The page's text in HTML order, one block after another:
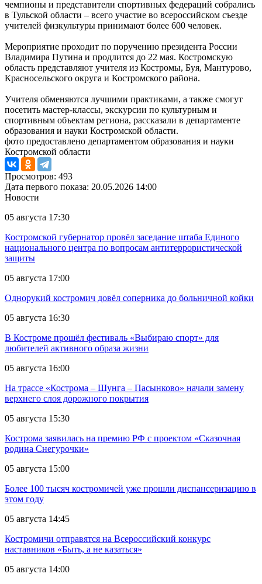
чемпионы и представители спортивных федераций собрались
в Тульской области – всего участие во всероссийском съезде
учителей физкультуры принимают более 600 человек.
Мероприятие проходит по поручению президента России
Владимира Путина и продлится до 22 мая. Костромскую
область представляют учителя из Костромы, Буя, Мантурово,
Красносельского округа и Костромского района.
Учителя обменяются лучшими практиками, а также смогут
посетить мастер-классы, экскурсии по культурным и
спортивным объектам региона, рассказали в департаменте
образования и науки Костромской области.
фото предоставлено департаментом образования и науки
Костромской области
Просмотров: 493
Дата первого показа: 20.05.2026 14:00
Новости
05 августа 17:30
Костромской губернатор провёл заседание штаба Единого
национального центра по вопросам антитеррористической
защиты
05 августа 17:00
Однорукий костромич довёл соперника до больничной койки
05 августа 16:30
В Костроме прошёл фестиваль «Выбираю спорт» для
любителей активного образа жизни
05 августа 16:00
На трассе «Кострома – Шунга – Пасынково» начали замену
верхнего слоя дорожного покрытия
05 августа 15:30
Кострома заявилась на премию РФ с проектом «Сказочная
родина Снегурочки»
05 августа 15:00
Более 100 тысяч костромичей уже прошли диспансеризацию в
этом году
05 августа 14:45
Костромичи отправятся на Всероссийский конкурс
наставников «Быть, а не казаться»
05 августа 14:00